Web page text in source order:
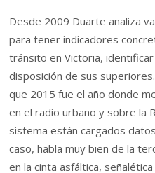
Desde 2009 Duarte analiza
para tener indicadores
tránsito en Victoria,
disposición de sus
que 2015 fue el año donde
en el radio urbano y sobre la
sistema están cargados
caso, habla muy bien de la
en la cinta asfáltica, señalética